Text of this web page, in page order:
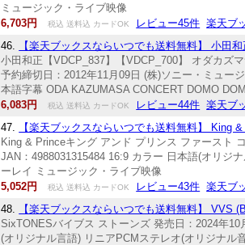
ミュージック・ライブ映像
6,703円
税込 送料込 カードOK レビュー45件 楽天ブ
46.
【楽天ブックスならいつでも送料無料】 小田
小田和正【VDCP_837】【VDCP_700】 オダカズ
予約締切日：2012年11月09日 (株)ソニー・ミュー
本語字幕 ODA KAZUMASA CONCERT DOMO
6,083円
税込 送料込 カードOK レビュー44件 楽天ブ
47.
【楽天ブックスならいつでも送料無料】 King
King & Princeキング アンド プリンス ファースト
JAN：4988031315484 16:9 カラー 日本語(オリジ
ーレイ ミュージック・ライブ映像
5,052円
税込 送料込 カードOK レビュー43件 楽天ブ
48.
【楽天ブックスならいつでも送料無料】 VVS
SixTONESバイブス ストーンズ 発売日：2024年
(オリジナル言語) リニアPCMステレオ(オリジナ